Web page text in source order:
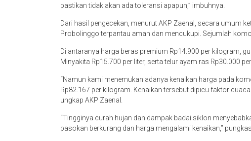
pastikan tidak akan ada toleransi apapun,” imbuhnya.
Dari hasil pengecekan, menurut AKP Zaenal, secara umum
Probolinggo terpantau aman dan mencukupi. Sejumlah
Di antaranya harga beras premium Rp14.900 per kilogram,
Minyakita Rp15.700 per liter, serta telur ayam ras Rp30.000
“Namun kami menemukan adanya kenaikan harga pada
Rp82.167 per kilogram. Kenaikan tersebut dipicu faktor
ungkap AKP Zaenal.
“Tingginya curah hujan dan dampak badai siklon
pasokan berkurang dan harga mengalami kenaikan,”